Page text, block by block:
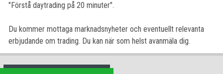
"Förstå daytrading på 20 minuter".
Du kommer mottaga marknadsnyheter och eventuellt relevanta
erbjudande om trading. Du kan när som helst avanmäla dig.